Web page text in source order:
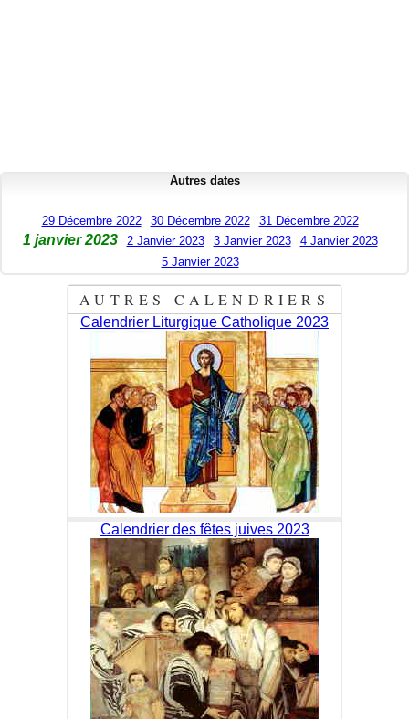
Autres dates
29 Décembre 2022 30 Décembre 2022 31 Décembre 2022
1 janvier 2023 2 Janvier 2023 3 Janvier 2023
4 Janvier 2023
5 Janvier 2023
AUTRES CALENDRIERS
Calendrier Liturgique Catholique 2023
Calendrier des fêtes juives 2023